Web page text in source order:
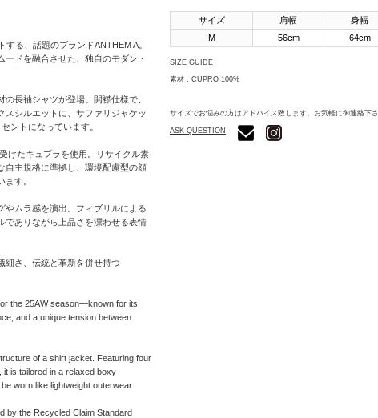
る、話題のブランドANTHEM A。
ードを融合させた、独自のモダン・
長袖シャツが登場。開襟仕様で、
スシルエットに、サファリジャケッ
ントになっています。
けたキュプラを使用。リサイクル素
自主規格に準拠し、環境配慮型の顔
す。
やムラ感を演出。フィブリルによる
でありながら上品さを漂わせる表情
細さ、伝統と革新を併せ持つ
the 25AW season—known for its
and a unique tension between
of a shirt jacket. Featuring four
is tailored in a relaxed boxy
worn like lightweight outerwear.
by the Recycled Claim Standard
サイズ 肩幅 身幅
M
56cm 64cm
SIZE GUIDE
素材 : CUPRO 100%
サイズでお悩みの方はアドバイス致します。お気軽に御連絡下さ
ASK QUESTION